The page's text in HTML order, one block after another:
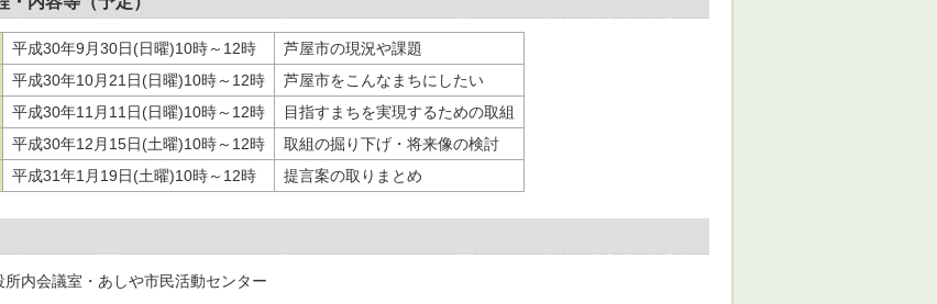
平成30年9月30日(日曜)10時～12時
芦屋市の現況や課題
平成30年10月21日(日曜)10時～12時
芦屋市をこんなまちにしたい
平成30年11月11日(日曜)10時～12時
目指すまちを実現するための取組
平成30年12月15日(土曜)10時～12時
取組の掘り下げ・将来像の検討
平成31年1月19日(土曜)10時～12時 提言案の取りまとめ
所内会議室・あしや市民活動センター